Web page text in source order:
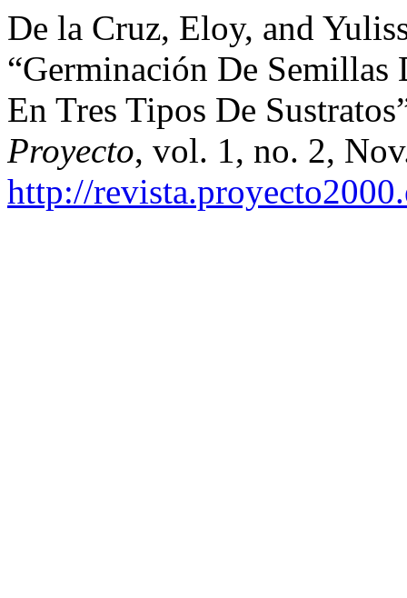
De la Cruz, Eloy, and
“Germinación De Semillas
En Tres Tipos De
Proyecto, vol. 1, no. 2,
http://